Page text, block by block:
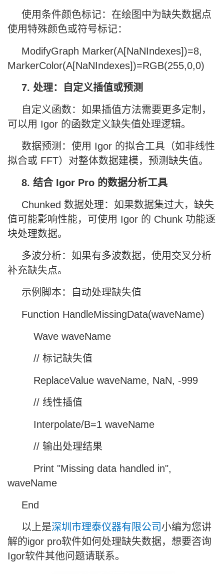
使用条件颜色标记：在绘图中为缺失数据点
使用特殊颜色或符号标记：
ModifyGraph Marker(A[NaNIndexes])=8,
MarkerColor(A[NaNIndexes])=RGB(255,0,0)
7. 处理：自定义插值或预测
自定义函数：如果插值方法需要更多定制，
可以用 Igor 的函数定义缺失值处理逻辑。
数据预测：使用 Igor 的拟合工具（如非线性
拟合或 FFT）对整体数据建模，预测缺失值。
8. 结合 Igor Pro 的数据分析工具
Chunked 数据处理：如果数据集过大，缺失
值可能影响性能，可使用 Igor 的 Chunk 功能逐
块处理数据。
多波分析：如果有多波数据，使用交叉分析
补充缺失点。
示例脚本：自动处理缺失值
Function HandleMissingData(waveName)
Wave waveName
// 标记缺失值
ReplaceValue waveName, NaN, -999
// 线性插值
Interpolate/B=1 waveName
// 输出处理结果
Print "Missing data handled in",
waveName
End
以上是深圳市理泰仪器有限公司 小编为您讲
解的igor pro软件如何处理缺失数据，想要咨询
Igor软件其他问题请联系。